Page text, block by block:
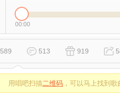
00:00
589 513 919
用唱吧扫描二维码 ，可以马上找到